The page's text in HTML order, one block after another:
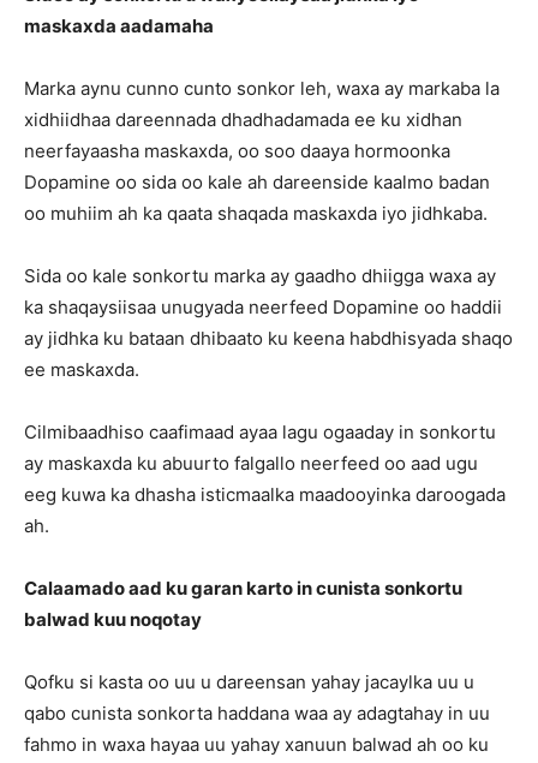
maskaxda aadamaha
Marka aynu cunno cunto sonkor leh, waxa ay markaba la
xidhiidhaa dareennada dhadhadamada ee ku xidhan
neerfayaasha maskaxda, oo soo daaya hormoonka
Dopamine oo sida oo kale ah dareenside kaalmo badan
oo muhiim ah ka qaata shaqada maskaxda iyo jidhkaba.
Sida oo kale sonkortu marka ay gaadho dhiigga waxa ay
ka shaqaysiisaa unugyada neerfeed Dopamine oo haddii
ay jidhka ku bataan dhibaato ku keena habdhisyada shaqo
ee maskaxda.
Cilmibaadhiso caafimaad ayaa lagu ogaaday in sonkortu
ay maskaxda ku abuurto falgallo neerfeed oo aad ugu
eeg kuwa ka dhasha isticmaalka maadooyinka daroogada
ah.
Calaamado aad ku garan karto in cunista sonkortu
balwad kuu noqotay
Qofku si kasta oo uu u dareensan yahay jacaylka uu u
qabo cunista sonkorta haddana waa ay adagtahay in uu
fahmo in waxa hayaa uu yahay xanuun balwad ah oo ku